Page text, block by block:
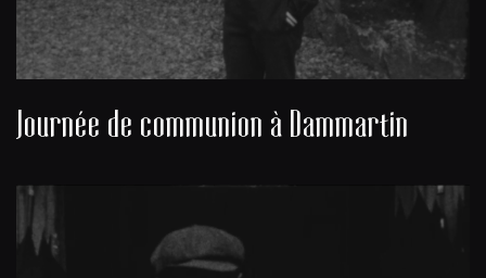
Journée de communion à Dammartin